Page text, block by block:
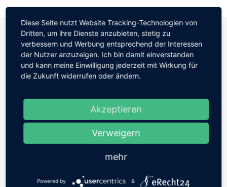
Home
Bildergalerie
Diese Seite nutzt Website Tracking-Technologien von
Dritten, um ihre Dienste anzubieten, stetig zu
verbessern und Werbung entsprechend der Interessen
der Nutzer anzuzeigen. Ich bin damit einverstanden
und kann meine Einwilligung jederzeit mit Wirkung für
die Zukunft widerrufen oder ändern.
Akzeptieren
Verweigern
mehr
Powered by &